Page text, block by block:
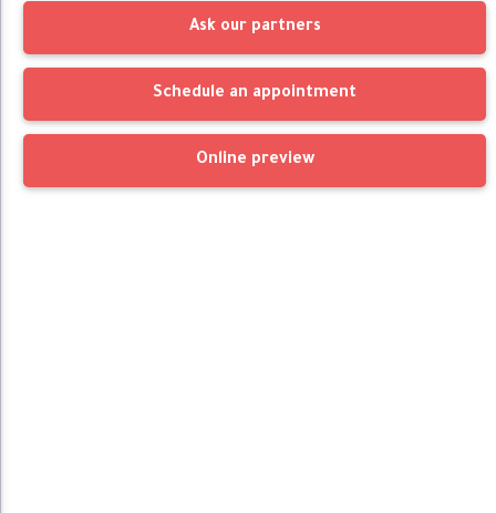
Ask our partners
Schedule an appointment
Online preview